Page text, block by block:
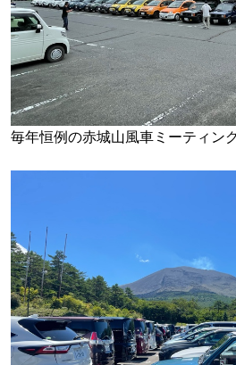
毎年恒例の赤城山風車ミーティン